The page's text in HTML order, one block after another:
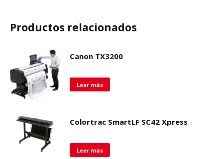
Productos relacionados
Canon TX3200
Leer más
Colortrac SmartLF SC42 Xpress
Leer más